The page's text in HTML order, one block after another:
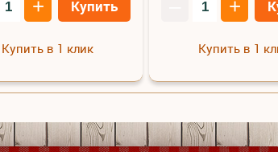
+ Купить
Купить в 1 клик
+
Купить в 1